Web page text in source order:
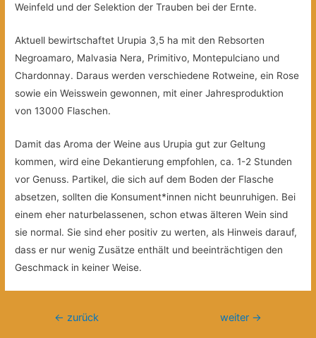
Weinfeld und der Selektion der Trauben bei der Ernte.
Aktuell bewirtschaftet Urupia 3,5 ha mit den Rebsorten
Negroamaro, Malvasia Nera, Primitivo, Montepulciano und
Chardonnay. Daraus werden verschiedene Rotweine, ein Rose
sowie ein Weisswein gewonnen, mit einer Jahresproduktion
von 13000 Flaschen.
Damit das Aroma der Weine aus Urupia gut zur Geltung
kommen, wird eine Dekantierung empfohlen, ca. 1-2 Stunden
vor Genuss. Partikel, die sich auf dem Boden der Flasche
absetzen, sollten die Konsument*innen nicht beunruhigen. Bei
einem eher naturbelassenen, schon etwas älteren Wein sind
sie normal. Sie sind eher positiv zu werten, als Hinweis darauf,
dass er nur wenig Zusätze enthält und beeinträchtigen den
Geschmack in keiner Weise.
Beitragsnavigation
← zurück weiter →